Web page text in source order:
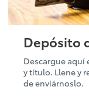
Depósito
Descargue aquí
y título. Llene y
de enviárnoslo.